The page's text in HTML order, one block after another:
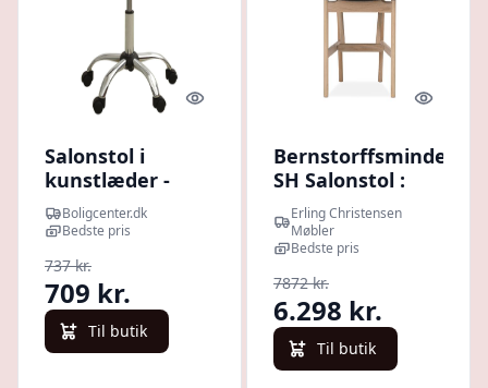
Quick look
Salonstol i
kunstlæder -
hvid,
højdejusterbar
Boligcenter.dk
Bedste pris
737 kr.
709 kr.
Til butik
Quick
Bernstorffsminde
SH Salonstol :
Erling
Christensen
Møbler
Erling Christensen
Møbler
Bedste pris
7872 kr.
6.298 kr.
Til butik